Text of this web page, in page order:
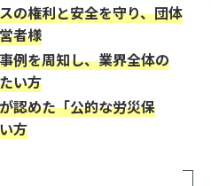
の権利と安全を守り、団体
者様
例を周知し、業界全体の
い方
認めた「公的な労災保
方